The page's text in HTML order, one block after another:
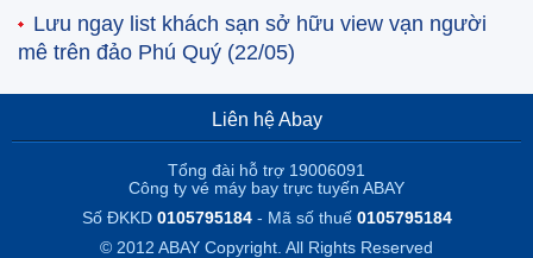
Lưu ngay list khách sạn sở hữu view vạn người
mê trên đảo Phú Quý (22/05)
Liên hệ Abay
Tổng đài hỗ trợ 19006091
Công ty vé máy bay trực tuyến ABAY
Số ĐKKD 0105795184- Mã số thuế 0105795184
© 2012 ABAY Copyright. All Rights Reserved